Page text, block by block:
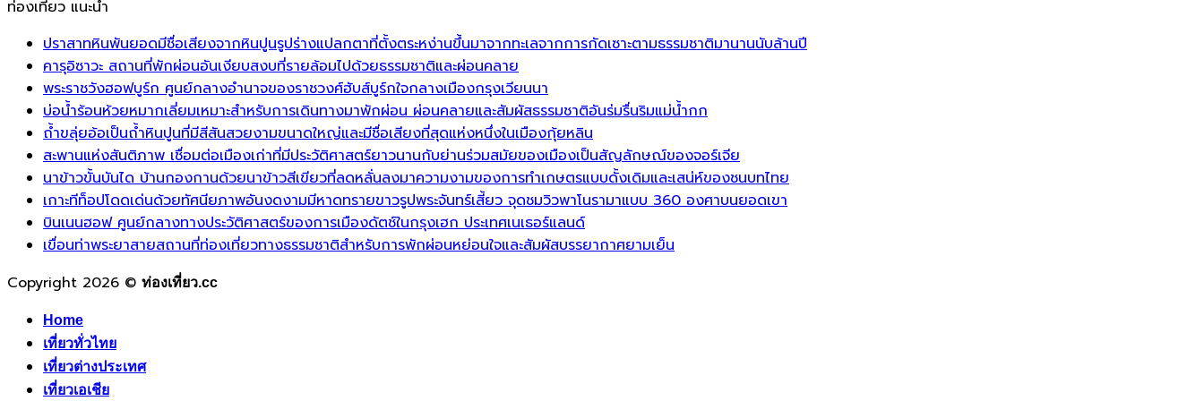
ท่องเที่ยว แนะนำ
ปราสาทหินพันยอดมีชื่อเสียงจากหินปูนรูปร่างแปลกตาที่ตั้งตระหง่านขึ้นมาจากทะเลจากการกัดเซาะตามธรรมชาติมานานนับล้านปี
คารุอิซาวะ สถานที่พักผ่อนอันเงียบสงบที่รายล้อมไปด้วยธรรมชาติและผ่อนคลาย
พระราชวังฮอฟบูร์ก ศูนย์กลางอำนาจของราชวงศ์ฮับส์บูร์กใจกลางเมืองกรุงเวียนนา
บ่อน้ำร้อนห้วยหมากเลี่ยมเหมาะสำหรับการเดินทางมาพักผ่อน ผ่อนคลายและสัมผัสธรรมชาติอันร่มรื่นริมแม่น้ำกก
ถ้ำขลุ่ยอ้อเป็นถ้ำหินปูนที่มีสีสันสวยงามขนาดใหญ่และมีชื่อเสียงที่สุดแห่งหนึ่งในเมืองกุ้ยหลิน
สะพานแห่งสันติภาพ เชื่อมต่อเมืองเก่าที่มีประวัติศาสตร์ยาวนานกับย่านร่วมสมัยของเมืองเป็นสัญลักษณ์ของจอร์เจีย
นาข้าวขั้นบันได บ้านกองกานด้วยนาข้าวสีเขียวที่ลดหลั่นลงมาความงามของการทำเกษตรแบบดั้งเดิมและเสน่ห์ของชนบทไทย
เกาะทีท็อปโดดเด่นด้วยทัศนียภาพอันงดงามมีหาดทรายขาวรูปพระจันทร์เสี้ยว จุดชมวิวพาโนรามาแบบ 360 องศาบนยอดเขา
บินเนนฮอฟ ศูนย์กลางทางประวัติศาสตร์ของการเมืองดัตช์ในกรุงเฮก ประเทศเนเธอร์แลนด์
เขื่อนท่าพระยาสายสถานที่ท่องเที่ยวทางธรรมชาติสำหรับการพักผ่อนหย่อนใจและสัมผัสบรรยากาศยามเย็น
Copyright 2026 © ท่องเที่ยว.cc
Home
เที่ยวทั่วไทย
เที่ยวต่างประเทศ
เที่ยวเอเชีย